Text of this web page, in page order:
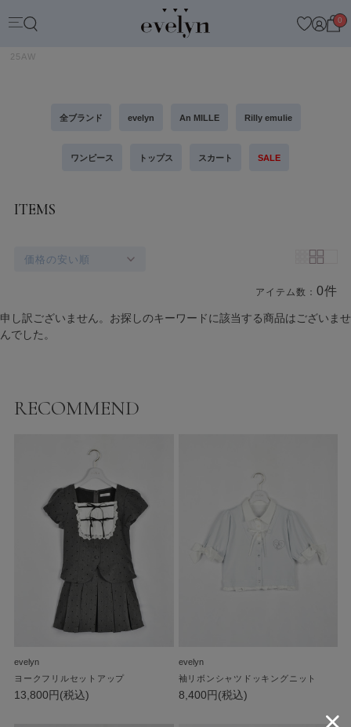
0
25AW
全ブランド evelyn An MILLE Rilly emulie
ワンピース トップス スカート SALE
ITEMS
価格の安い順
アイテム数：0件
商品一覧
申し訳ございません。お探しのキーワードに該当する商品はございませ
んでした。
RECOMMEND
evelyn
ヨークフリルセットアップ
13,800円(税込)
evelyn
袖リボンシャツドッキングニット
8,400円(税込)